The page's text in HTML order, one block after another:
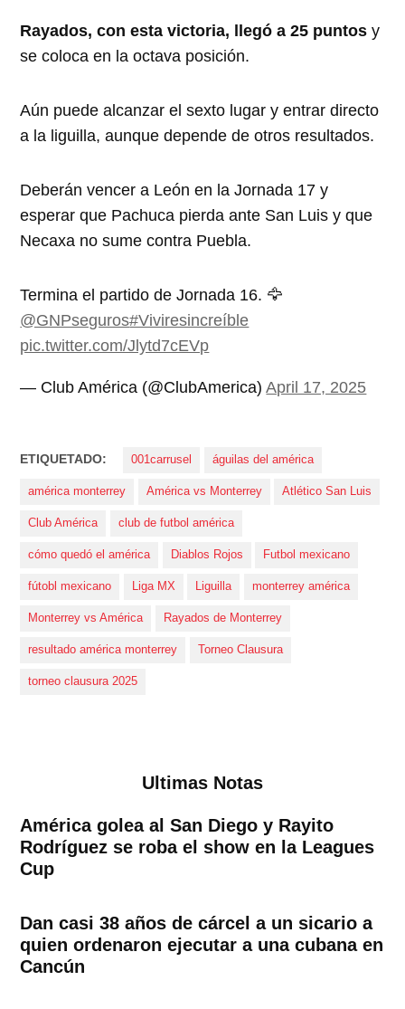
Rayados, con esta victoria, llegó a 25 puntos y
se coloca en la octava posición.
Aún puede alcanzar el sexto lugar y entrar directo
a la liguilla, aunque depende de otros resultados.
Deberán vencer a León en la Jornada 17 y
esperar que Pachuca pierda ante San Luis y que
Necaxa no sume contra Puebla.
Termina el partido de Jornada 16. 🦅
@GNPseguros#Viviresincreíble
pic.twitter.com/Jlytd7cEVp
— Club América (@ClubAmerica)April 17, 2025
ETIQUETADO: 001carrusel águilas del américa
américa monterrey América vs Monterrey Atlético San Luis
Club América club de futbol américa
cómo quedó el américa Diablos Rojos Futbol mexicano
fútobl mexicano Liga MX Liguilla monterrey américa
Monterrey vs América Rayados de Monterrey
resultado américa monterrey Torneo Clausura
torneo clausura 2025
Ultimas Notas
América golea al San Diego y Rayito
Rodríguez se roba el show en la Leagues
Cup
Dan casi 38 años de cárcel a un sicario a
quien ordenaron ejecutar a una cubana en
Cancún